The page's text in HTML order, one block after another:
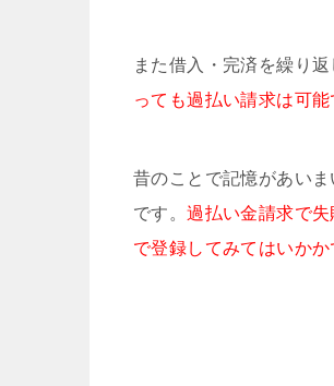
また借入・完済を繰り
っても過払い請求は可能
昔のことで記憶があい
です。過払い金請求で
で登録してみてはいかか